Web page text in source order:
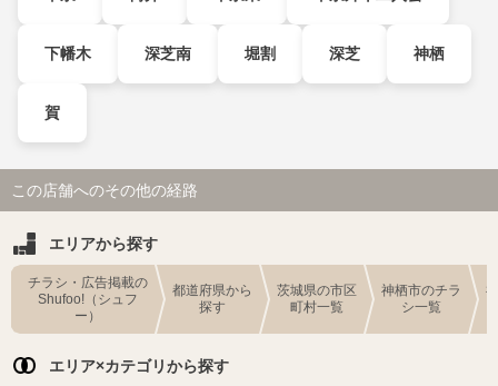
下幡木 深芝南 堀割 深芝 神栖
賀
この店舗へのその他の経路
エリアから探す
チラシ・広告掲載の
Shufoo!（シュフ
ー）
都道府県から
探す
茨城県の市区
町村一覧
神栖市のチラ
シ一覧
エリア×カテゴリから探す